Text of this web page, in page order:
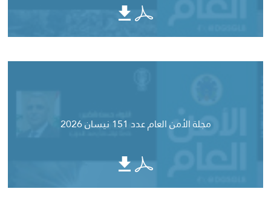
مجلة الأمن العام عدد 151 نيسان 2026